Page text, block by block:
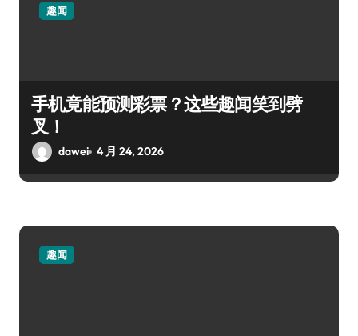
趣闻
手机竟能预测彩票？这些趣闻笑到劈
叉！
dawei 4 月 24, 2026
趣闻